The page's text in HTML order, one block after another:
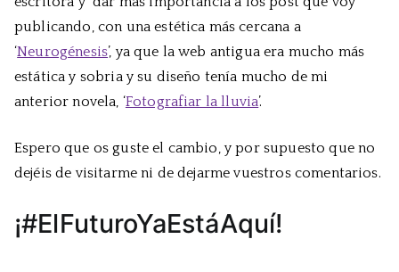
publicando, con una estética más cercana a
‘Neurogénesis’, ya que la web antigua era mucho más
estática y sobria y su diseño tenía mucho de mi
anterior novela, ‘Fotografiar la lluvia’.
Espero que os guste el cambio, y por supuesto que no
dejéis de visitarme ni de dejarme vuestros comentarios.
¡#ElFuturoYaEstáAquí!